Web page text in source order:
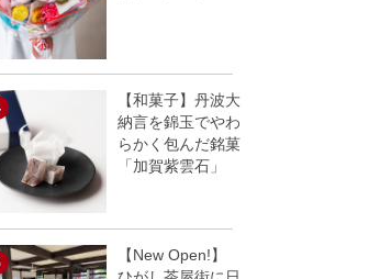
【和菓子】丹波大
納言を錦玉でやわ
らかく包んだ銘菓
「加賀紫雲石」
【New Open!】